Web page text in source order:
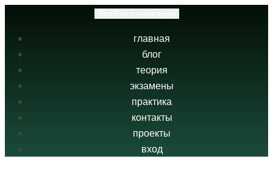
главная
блог
теория
экзамены
практика
контакты
проекты
вход